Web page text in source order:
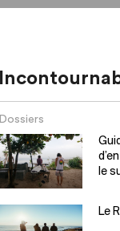
Dossiers
le
Le